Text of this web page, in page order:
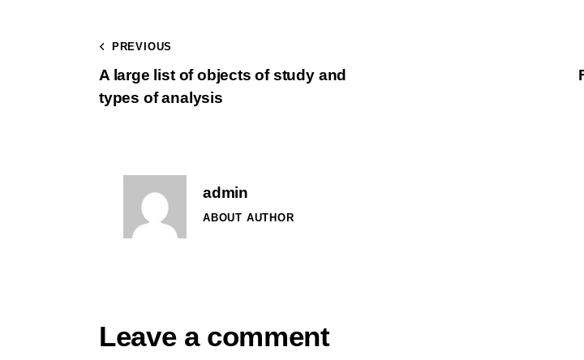
PREVIOUS
A large list of objects of study and
types of analysis
admin
ABOUT AUTHOR
Leave a comment